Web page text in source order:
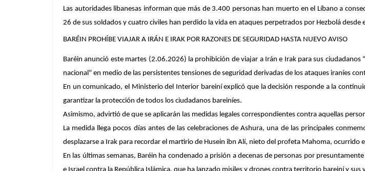
Las autoridades libanesas informan que más de 3.400 personas han muerto en el Líbano a
26 de sus soldados y cuatro civiles han perdido la vida en ataques perpetrados por Hezbolá desde
BARÉIN PROHÍBE VIAJAR A IRÁN E IRAK POR RAZONES DE SEGURIDAD HASTA NUEVO AVISO
Baréin anunció este martes (2.06.2026) la prohibición de viajar a Irán e Irak para sus
nacional" en medio de las persistentes tensiones de seguridad derivadas de los ataques iraníes
En un comunicado, el Ministerio del Interior bareiní explicó que la decisión responde a la
garantizar la protección de todos los ciudadanos bareiníes.
Asimismo, advirtió de que se aplicarán las medidas legales correspondientes contra aquellas
La medida llega pocos días antes de las celebraciones de Ashura, una de las principales
desplazarse a Irak para recordar el martirio de Husein ibn Alí, nieto del profeta Mahoma, ocurrido
En las últimas semanas, Baréin ha condenado a prisión a decenas de personas por